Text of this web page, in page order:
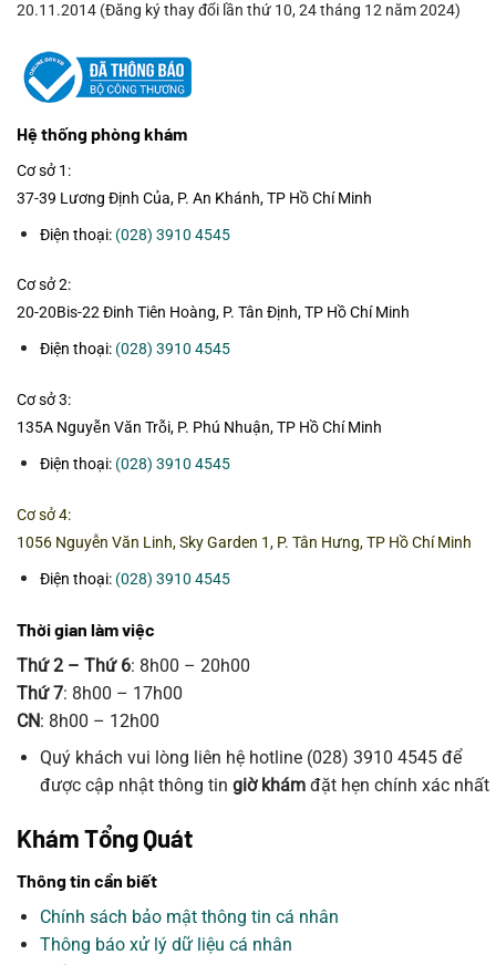
phẩm
20.11.2014 (Đăng ký thay đổi lần thứ 10, 24 tháng 12 năm 2024)
Hệ thống phòng khám
Cơ sở 1:
37-39 Lương Định Của, P. An Khánh, TP Hồ Chí Minh
Điện thoại: (028) 3910 4545
Cơ sở 2:
20-20Bis-22 Đinh Tiên Hoàng, P. Tân Định, TP Hồ Chí Minh
Điện thoại: (028) 3910 4545
Cơ sở 3:
135A Nguyễn Văn Trỗi, P. Phú Nhuận, TP Hồ Chí Minh
Điện thoại: (028) 3910 4545
Cơ sở 4:
1056 Nguyễn Văn Linh, Sky Garden 1, P. Tân Hưng, TP Hồ Chí Minh
Điện thoại: (028) 3910 4545
Thời gian làm việc
Thứ 2 – Thứ 6: 8h00 – 20h00
Thứ 7: 8h00 – 17h00
CN: 8h00 – 12h00
Quý khách vui lòng liên hệ hotline (028) 3910 4545 để
được cập nhật thông tin giờ khámđặt hẹn chính xác nhất
Khám Tổng Quát
Thông tin cần biết
Chính sách bảo mật thông tin cá nhân
Thông báo xử lý dữ liệu cá nhân